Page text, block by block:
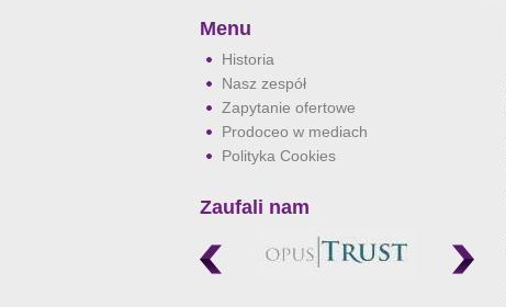
Menu
Historia
Nasz zespół
Zapytanie ofertowe
Prodoceo w mediach
Polityka Cookies
Zaufali nam